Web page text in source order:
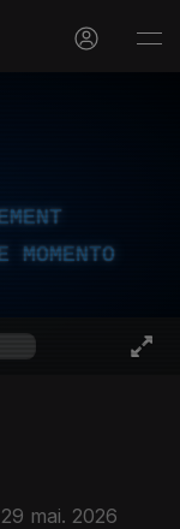
MOMENTO
29 mai. 2026